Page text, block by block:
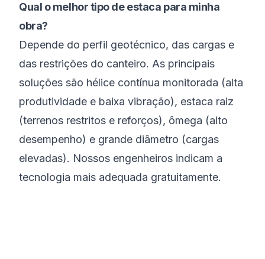
Qual o melhor tipo de estaca para minha
obra?
Depende do perfil geotécnico, das cargas e
das restrições do canteiro. As principais
soluções são hélice contínua monitorada (alta
produtividade e baixa vibração), estaca raiz
(terrenos restritos e reforços), ômega (alto
desempenho) e grande diâmetro (cargas
elevadas). Nossos engenheiros indicam a
tecnologia mais adequada gratuitamente.